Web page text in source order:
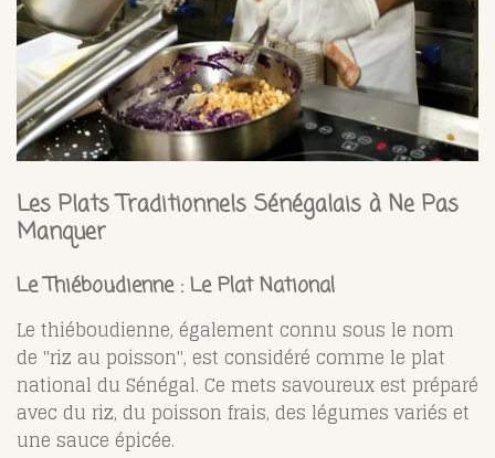
Les Plats Traditionnels Sénégalais à Ne Pas
Manquer
Le Thiéboudienne : Le Plat National
Le thiéboudienne, également connu sous le nom
de "riz au poisson", est considéré comme le plat
national du Sénégal. Ce mets savoureux est préparé
avec du riz, du poisson frais, des légumes variés et
une sauce épicée.